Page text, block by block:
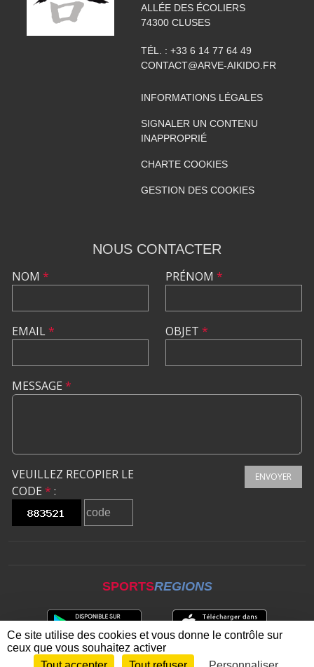
ALLÉE DES ÉCOLIERS
74300 CLUSES
TÉL. : +33 6 14 77 64 49
CONTACT@ARVE-AIKIDO.FR
INFORMATIONS LÉGALES
SIGNALER UN CONTENU
INAPPROPRIÉ
CHARTE COOKIES
GESTION DES COOKIES
NOUS CONTACTER
NOM *
EMAIL*
PRÉNOM *
OBJET *
MESSAGE *
VEUILLEZ RECOPIER LE
CODE * :
ENVOYER
SPORTSREGIONS
Ce site utilise des cookies et vous donne le contrôle sur
ceux que vous souhaitez activer